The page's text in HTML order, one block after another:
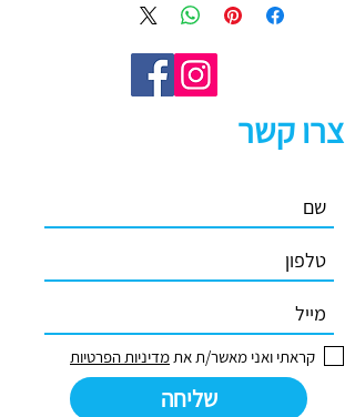
צרו קשר
קראתי ואני מאשר/ת את מדיניות הפרטיות
שליחה